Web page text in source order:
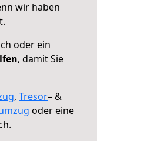
wir haben
oder ein
, damit Sie
, Tresor– &
oder eine